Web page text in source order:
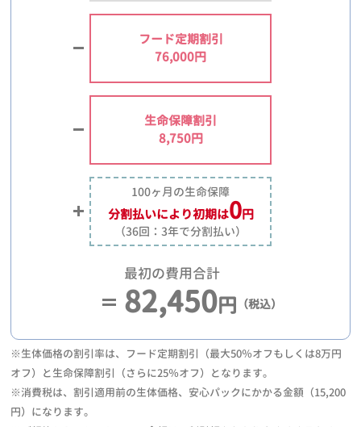
フード定期割引
76,000円
生命保障割引
8,750円
100ヶ月の生命保障
分割払いにより初期は0円
（36回：3年で分割払い）
最初の費用合計
82,450円 （税込）
※生体価格の割引率は、フード定期割引（最大50％オフもしくは8万円
オフ）と生命保障割引（さらに25％オフ）となります。
※消費税は、割引適用前の生体価格、安心パックにかかる金額（15,200
円）になります。